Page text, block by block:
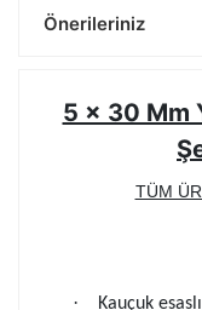
Önerileriniz
5 x 30 Mm
TÜM
· Kauçuk